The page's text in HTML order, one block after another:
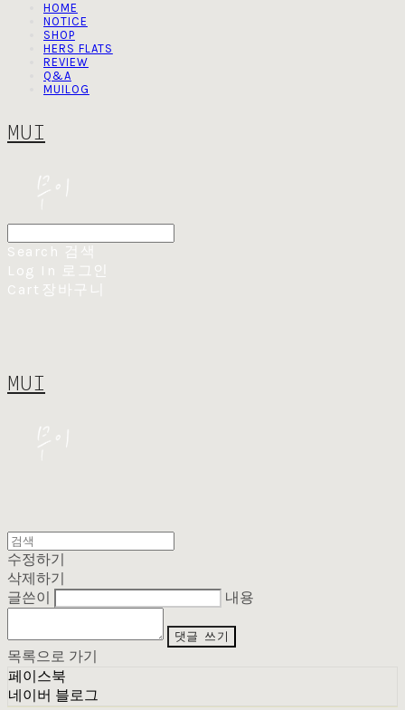
HOME
NOTICE
SHOP
HERS FLATS
REVIEW
Q&A
MUILOG
MUI
Search 검색
Log In 로그인
Cart 장바구니
MUI
수정하기
삭제하기
글쓴이
내용
댓글 쓰기
목록으로 가기
페이스북
네이버 블로그